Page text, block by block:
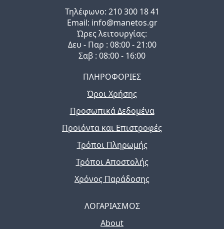
Τηλέφωνo: 210 300 18 41
Email: info@manetos.gr
Ώρες λειτουργίας:
Δευ - Παρ : 08:00 - 21:00
Σαβ : 08:00 - 16:00
ΠΛΗΡΟΦΟΡΙΕΣ
Όροι Χρήσης
Προσωπικά Δεδομένα
Προϊόντα και Επιστροφές
Τρόποι Πληρωμής
Τρόποι Αποστολής
Χρόνος Παράδοσης
ΛΟΓΑΡΙΑΣΜΟΣ
About